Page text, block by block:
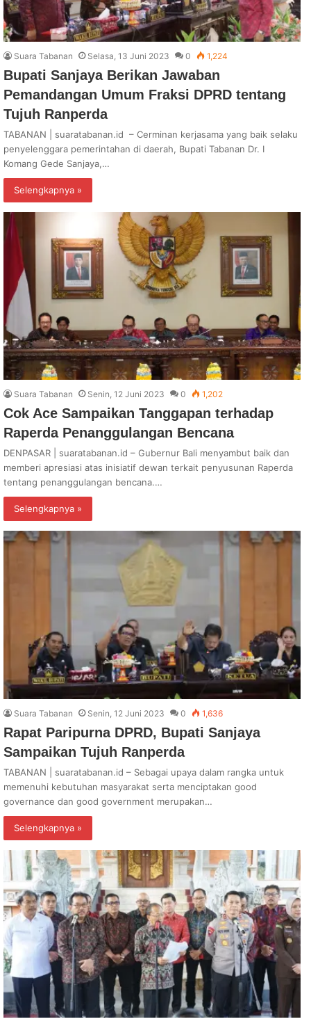
Suara Tabanan Selasa, 13 Juni 2023 0 1,224
Bupati Sanjaya Berikan Jawaban
Pemandangan Umum Fraksi DPRD tentang
Tujuh Ranperda
TABANAN | suaratabanan.id – Cerminan kerjasama yang baik selaku
penyelenggara pemerintahan di daerah, Bupati Tabanan Dr. I
Komang Gede Sanjaya,…
Selengkapnya »
Suara Tabanan Senin, 12 Juni 2023 0 1,202
Cok Ace Sampaikan Tanggapan terhadap
Raperda Penanggulangan Bencana
DENPASAR | suaratabanan.id – Gubernur Bali menyambut baik dan
memberi apresiasi atas inisiatif dewan terkait penyusunan Raperda
tentang penanggulangan bencana.…
Selengkapnya »
Suara Tabanan Senin, 12 Juni 2023 0 1,636
Rapat Paripurna DPRD, Bupati Sanjaya
Sampaikan Tujuh Ranperda
TABANAN | suaratabanan.id – Sebagai upaya dalam rangka untuk
memenuhi kebutuhan masyarakat serta menciptakan good
governance dan good government merupakan…
Selengkapnya »